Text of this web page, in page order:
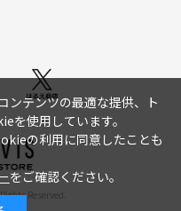
Reserved.
ンテンツの最適な提供、ト
を使用しています。
の利用に同意したことも
をご確認ください。